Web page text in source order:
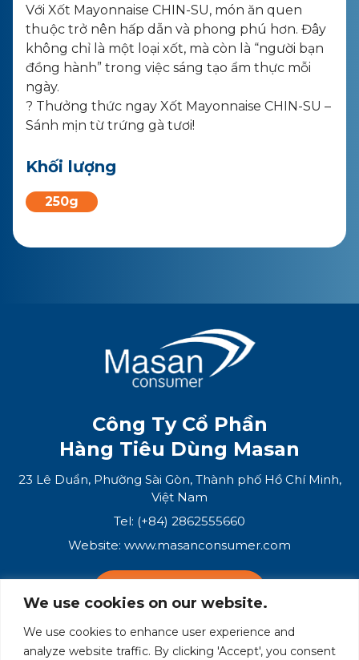
We use cookies on our website.
We use cookies to enhance user experience and
analyze website traffic. By clicking 'Accept', you consent
Với Xốt Mayonnaise CHIN-SU, món ăn quen
thuộc trở nên hấp dẫn và phong phú hơn. Đây
không chỉ là một loại xốt, mà còn là “người bạn
đồng hành” trong việc sáng tạo ẩm thực mỗi
ngày.
? Thưởng thức ngay Xốt Mayonnaise CHIN-SU –
Sánh mịn từ trứng gà tươi!
Khối lượng
250g
Công Ty Cổ Phần
Hàng Tiêu Dùng Masan
23 Lê Duẩn, Phường Sài Gòn, Thành phố Hồ Chí Minh,
Việt Nam
Tel: (+84) 2862555660
Website: www.masanconsumer.com
Hệ Sinh Thái Masan